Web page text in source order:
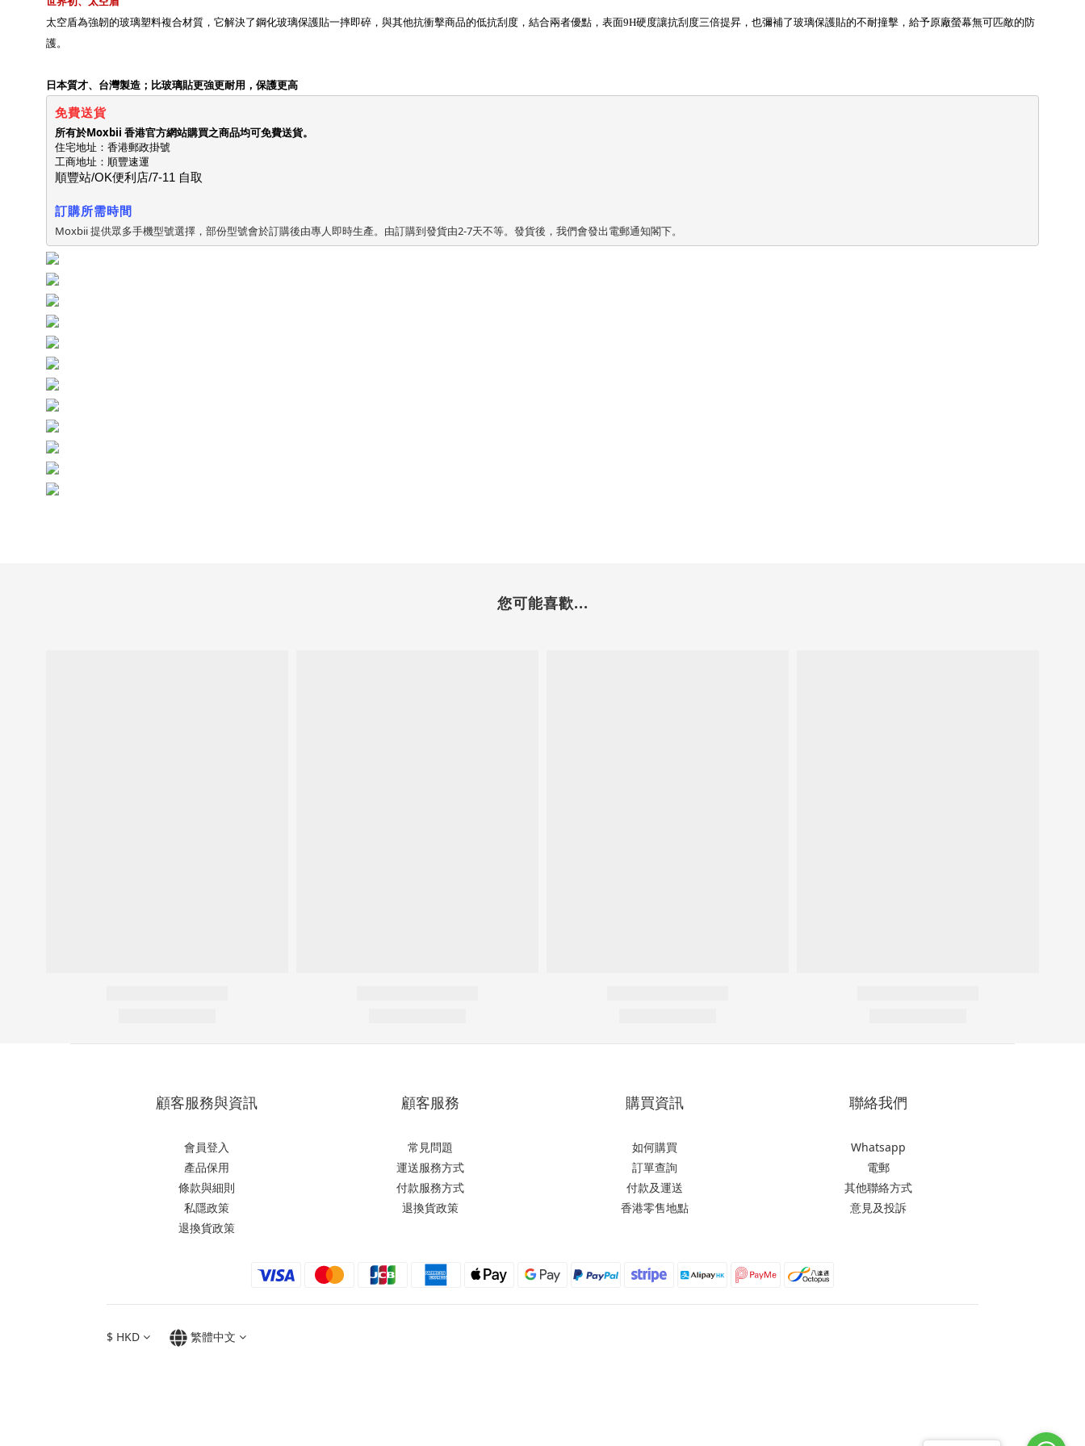
太空盾為強韌的玻璃塑料複合材質，它解決了鋼化玻璃保護貼一摔即碎，與其他抗衝擊商品的低抗刮度，結合兩者優點，表面9H硬度讓抗刮度三倍提昇，也彌補了玻璃保護貼的不耐撞擊，給予原廠螢幕無可匹敵的防
護。
日本質才、台灣製造； 比玻璃貼更強更耐用，保護更高
免費送貨
所有於Moxbii 香港官方網站購買之商品均可免費送貨。
住宅地址：香港郵政掛號
工商地址：順豐速運
順豐站/OK便利店/7-11 自取
訂購所需時間
Moxbii 提供眾多手機型號選擇，部份型號會於訂購後由專人即時生產。由訂購到發貨由2-7天不等。發貨後，我們會發出電郵通知閣下。
您可能喜歡...
顧客服務與資訊
會員登入
產品保用
條款與細則
私隱政策
退換貨政策
顧客服務
常見問題
運送服務方式
付款服務方式
退換貨政策
購買資訊
如何購買
訂單查詢
付款及運送
香港零售地點
聯絡我們
Whatsapp
電郵
其他聯絡方式
意見及投訴
$ HKD 繁體中文